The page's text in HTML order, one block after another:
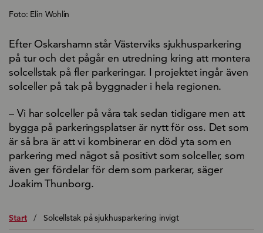
Foto: Elin Wohlin
Efter Oskarshamn står Västerviks sjukhusparkering
på tur och det pågår en utredning kring att montera
solcellstak på fler parkeringar. I projektet ingår även
solceller på tak på byggnader i hela regionen.
– Vi har solceller på våra tak sedan tidigare men att
bygga på parkeringsplatser är nytt för oss. Det som
är så bra är att vi kombinerar en död yta som en
parkering med något så positivt som solceller, som
även ger fördelar för dem som parkerar, säger
Joakim Thunborg.
Start /
Solcellstak på sjukhusparkering invigt